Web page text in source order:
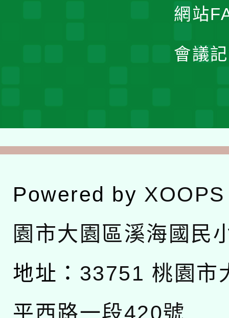
網站
會議
Powered by XOOPS
園市大園區溪海國民
地址： 33751 桃園市
平西路一段420號